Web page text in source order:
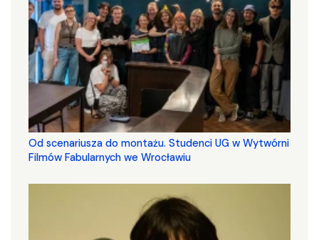
Od scenariusza do montażu. Studenci UG w Wytwórni
Filmów Fabularnych we Wrocławiu